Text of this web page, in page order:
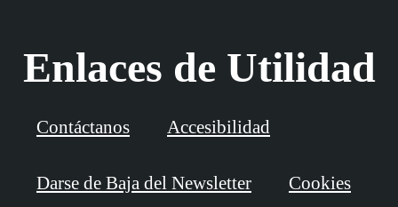
Enlaces de Utilidad
Contáctanos Accesibilidad
Darse de Baja del Newsletter Cookies